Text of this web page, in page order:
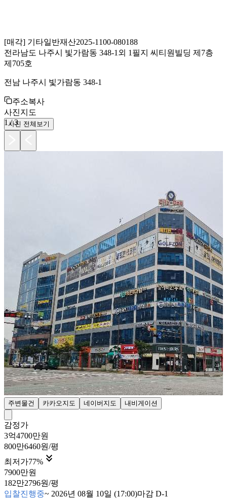
[매각] 기타일반재산2025-1100-080188
전라남도 나주시 빛가람동 348-1외 1필지 씨티원빌딩 제7층
제705호
전남 나주시 빛가람동 348-1
주소복사
사진지도
1 /3
사진 전체보기
주변물건 카카오지도 네이버지도 내비게이션
감정가
3억4700만원
800만6460원/평
최저가77% 
7900만원
182만2796원/평
입찰진행중~ 2026년 08월 10일 (17:00)마감 D-1